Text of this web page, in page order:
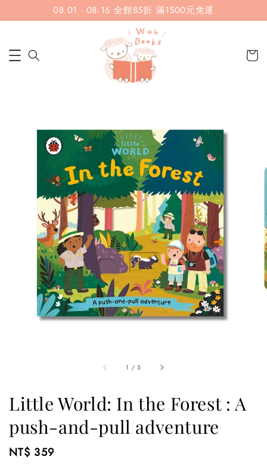
08.01 - 08.16 全館85折 滿1500元免運
1 /5
Little World: In the Forest : A
push-and-pull adventure
Regular
NT$ 359